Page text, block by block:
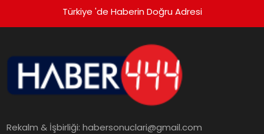
Türkiye 'de Haberin Doğru Adresi
Rekalm & İşbirliği:habersonuclari@gmail.com